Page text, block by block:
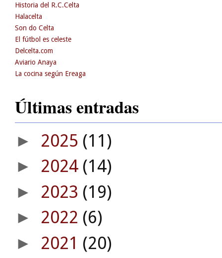
Historia del R.C.Celta
Halacelta
Son do Celta
El fútbol es celeste
Delcelta.com
Aviario Anaya
La cocina según Ereaga
Últimas entradas
► 2025 (11)
► 2024 (14)
► 2023 (19)
► 2022 (6)
► 2021 (20)